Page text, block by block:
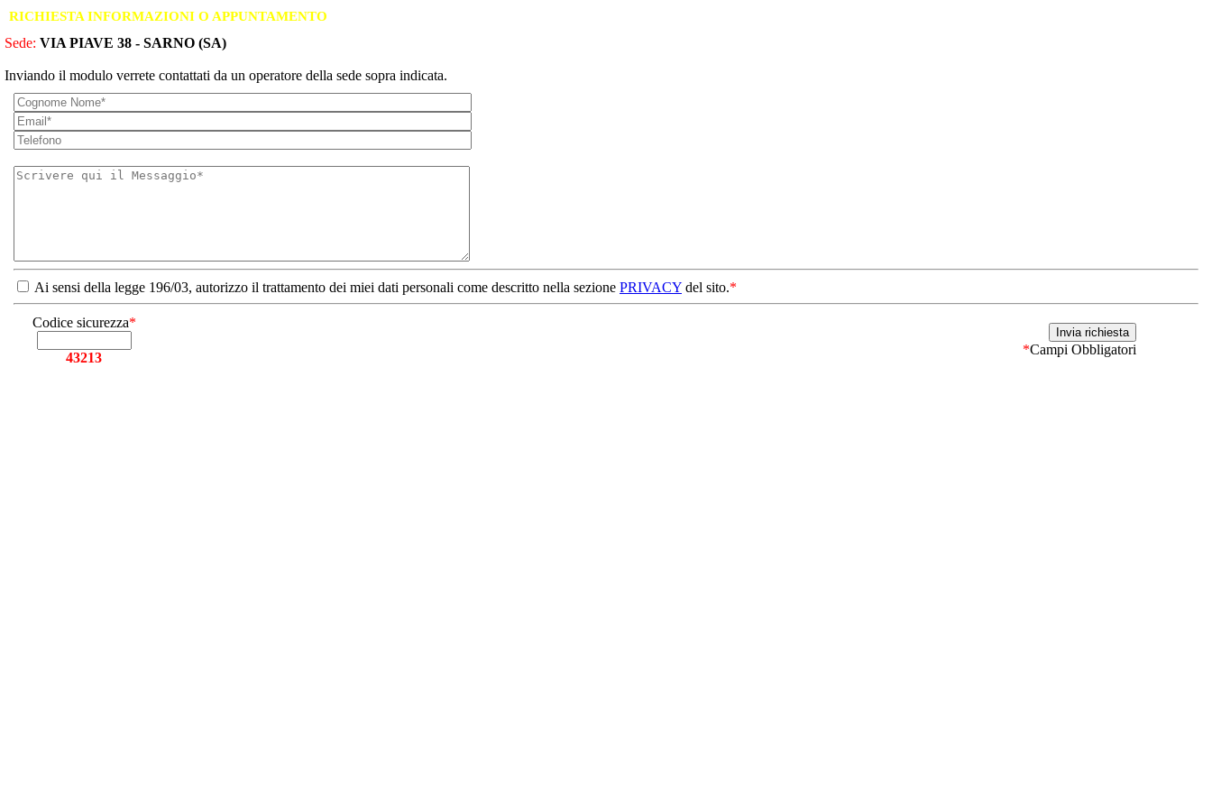
RICHIESTA INFORMAZIONI O APPUNTAMENTO
Sede: VIA PIAVE 38 - SARNO (SA)
Inviando il modulo verrete contattati da un operatore della sede sopra indicata.
Ai sensi della legge 196/03, autorizzo il trattamento dei miei dati personali come descritto nella sezione PRIVACY del sito.*
Codice sicurezza*
43213
*Campi Obbligatori